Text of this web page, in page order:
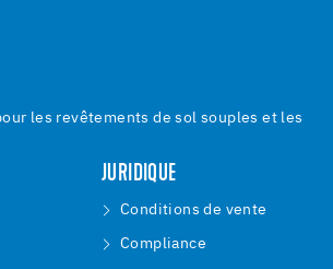
les revêtements de sol souples et les
JURIDIQUE
Conditions de vente
Compliance